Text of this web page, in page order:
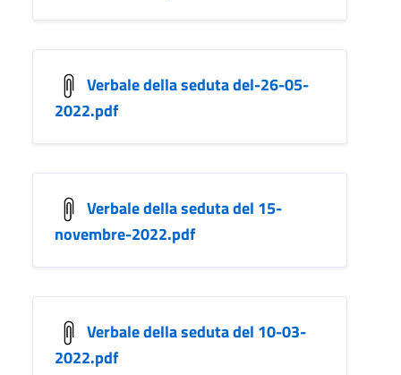
Verbale della seduta del-26-05-
2022.pdf
Verbale della seduta del 15-
novembre-2022.pdf
Verbale della seduta del 10-03-
2022.pdf